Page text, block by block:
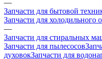
—
Запчасти для бытовой
Запчасти для холодильного
—
Запчасти для стиральных
Запчасти для пылесосов
духовокЗапчасти для